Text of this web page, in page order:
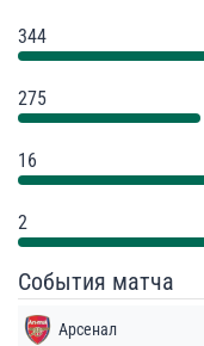
344
275
16
2
События матча
Арсенал